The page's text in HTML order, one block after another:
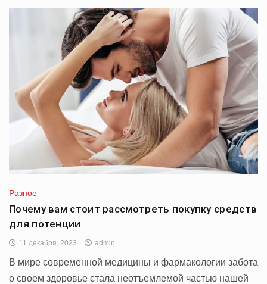
Разное
Почему вам стоит рассмотреть покупку средств
для потенции
11 декабря, 2023 admin
В мире современной медицины и фармакологии забота
о своем здоровье стала неотъемлемой частью нашей